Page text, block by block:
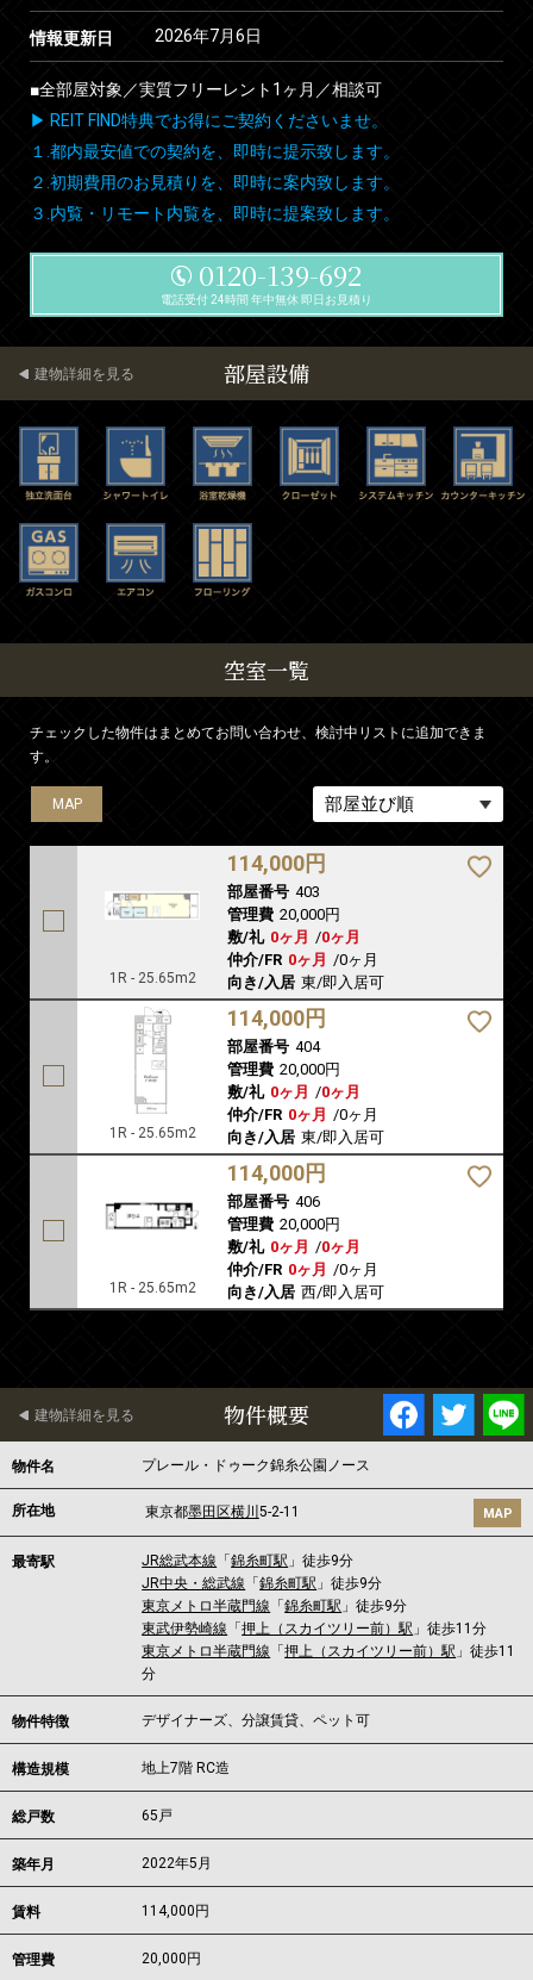
情報更新日 2026年7月6日
■全部屋対象／実質フリーレント1ヶ月／相談可
▶ REIT FIND特典でお得にご契約くださいませ。
１.都内最安値での契約を、即時に提示致します。
２.初期費用のお見積りを、即時に案内致します。
３.内覧・リモート内覧を、即時に提案致します。
0120-139-692
電話受付 24時間 年中無休 即日お見積り
部屋設備
建物詳細を見る
空室一覧
チェックした物件はまとめてお問い合わせ、検討中リストに追加できま
す。
MAP
1R - 25.65m2
114,000円
部屋番号 403
管理費 20,000円
敷/礼 0ヶ月 /0ヶ月
仲介/FR 0ヶ月 /0ヶ月
向き/入居 東/即入居可
MAP
1R - 25.65m2
114,000円
部屋番号 404
管理費 20,000円
敷/礼 0ヶ月 /0ヶ月
仲介/FR 0ヶ月 /0ヶ月
向き/入居 東/即入居可
MAP
1R - 25.65m2
114,000円
部屋番号 406
管理費 20,000円
敷/礼 0ヶ月 /0ヶ月
仲介/FR 0ヶ月 /0ヶ月
向き/入居 西/即入居可
物件概要
建物詳細を見る
物件名 プレール・ドゥーク錦糸公園ノース
所在地 東京都墨田区横川 5-2-11 MAP
最寄駅 JR総武本線 「錦糸町駅 」徒歩9分
JR中央・総武線 「錦糸町駅 」徒歩9分
東京メトロ半蔵門線 「錦糸町駅 」徒歩9分
東武伊勢崎線 「押上（スカイツリー前）駅 」徒歩11分
東京メトロ半蔵門線 「押上（スカイツリー前）駅 」徒歩11
分
物件特徴 デザイナーズ、分譲賃貸、ペット可
構造規模 地上7階 RC造
総戸数 65戸
築年月 2022年5月
賃料 114,000 円
管理費 20,000円